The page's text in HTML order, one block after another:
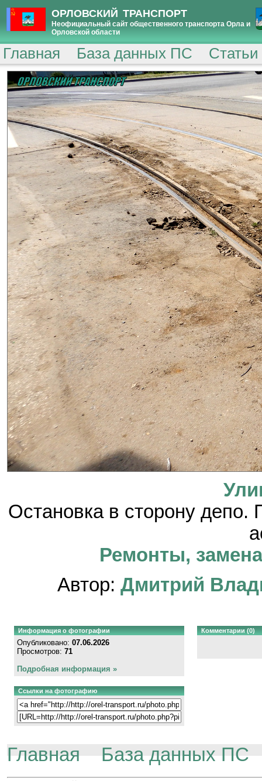
ОРЛОВСКИЙ ТРАНСПОРТ
Неофициальный сайт общественного транспорта Орла и
Орловской области
Главная База данных ПС
Остановка в сторону
Ремонты,
Автор: Дмитрий
Информация о фотографии
Опубликовано: 07.06.2026
Просмотров: 71
Подробная информация »
Ссылки на фотографию
Комментарии (0)
Главная База данных ПС